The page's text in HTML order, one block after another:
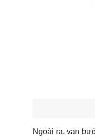
Ngoài ra, van